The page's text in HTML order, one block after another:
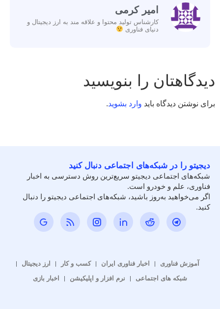
امیر کرمی
کارشناس تولید محتوا و علاقه مند به ارز دیجیتال و
دنیای فناوری
دیدگاهتان را بنویسید
برای نوشتن دیدگاه باید وارد بشوید.
دیجیتو را در شبکه‌های اجتماعی دنبال کنید
شبکه‌های اجتماعی دیجیتو سریع‌ترین روش دسترسی به اخبار
فناوری، علم و خودرو است.
اگر می‌خواهید به‌روز باشید، شبکه‌های اجتماعی دیجیتو را دنبال
کنید.
آموزش فناوری اخبار فناوری ایران کسب و کار
ارز دیجیتال
شبکه های اجتماعی
نرم افزار و اپلیکیشن اخبار بازی